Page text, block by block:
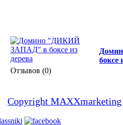
Отзывов (0)
боксе
Copyright MAXXmarketing